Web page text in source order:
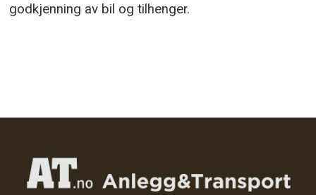
godkjenning av bil og tilhenger.